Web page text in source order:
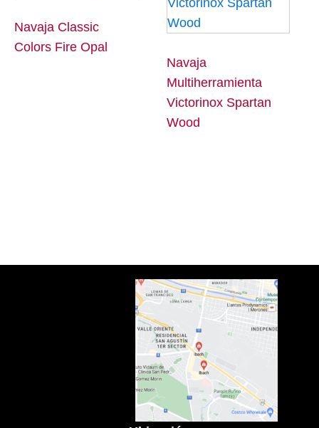
Navaja Classic
Colors Fire Opal
Navaja
Multiherramienta
Victorinox Spartan
Wood